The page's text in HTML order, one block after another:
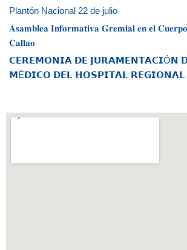
Plantón Nacional 22 de julio
𝐀𝐬𝐚𝐦𝐛𝐥𝐞𝐚 𝐈𝐧𝐟𝐨𝐫𝐦𝐚𝐭𝐢𝐯𝐚 𝐆𝐫𝐞𝐦𝐢𝐚𝐥 𝐞𝐧 𝐞𝐥
𝐂𝐚𝐥𝐥𝐚𝐨
𝗖𝗘𝗥𝗘𝗠𝗢𝗡𝗜𝗔 𝗗𝗘 𝗝𝗨𝗥𝗔𝗠𝗘𝗡𝗧𝗔𝗖𝗜Ó𝗡
𝗠É𝗗𝗜𝗖𝗢 𝗗𝗘𝗟 𝗛𝗢𝗦𝗣𝗜𝗧𝗔𝗟